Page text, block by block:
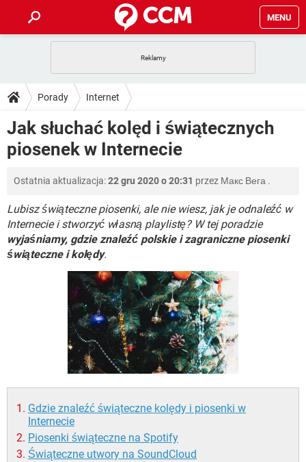
MENU
GRY
SPOTIFY NETFLIX
INSTAGRAM FACEBOOK
PORADY
PlayStation
GRY WHATSAPP
INSTAGRAM FACEBOOK
WINDOWS 10
DO POBRANIA
ANDROID TIKTOK
INSTAGRAM FACEBOOK
WINDOWS 10
FORUM
COVID-19 TIKTOK
GRY WHATSAPP
SPOTIFY NETFLIX
INSTAGRAM
COVID-19 TIKTOK
GRY WHATSAPP
FACEBOOK
Porady Internet
Jak słuchać kolęd i świątecznych
piosenek w Internecie
Ostatnia aktualizacja:22 gru 2020 o 20:31 przez Макс Вега .
Lubisz świąteczne piosenki, ale nie wiesz, jak je odnaleźć w
Internecie i stworzyć własną playlistę? W tej poradzie
wyjaśniamy, gdzie znaleźć polskie i zagraniczne piosenki
świąteczne i kolędy.
Gdzie znaleźć świąteczne kolędy i piosenki w
Internecie
Piosenki świąteczne na Spotify
Świąteczne utwory na SoundCloud